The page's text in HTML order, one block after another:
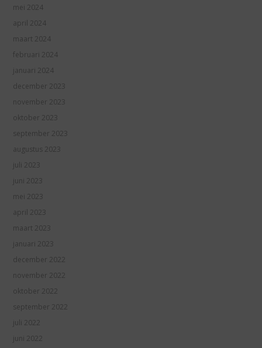
mei 2024
april 2024
maart 2024
februari 2024
januari 2024
december 2023
november 2023
oktober 2023
september 2023
augustus 2023
juli 2023
juni 2023
mei 2023
april 2023
maart 2023
januari 2023
december 2022
november 2022
oktober 2022
september 2022
juli 2022
juni 2022